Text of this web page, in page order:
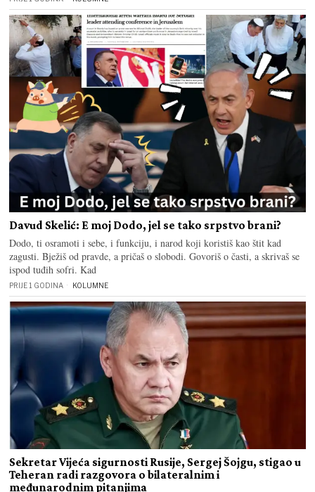
Davud Skelić: E moj Dodo, jel se tako srpstvo brani?
Dodo, ti osramoti i sebe, i funkciju, i narod koji koristiš kao štit kad
zagusti. Bježiš od pravde, a pričaš o slobodi. Govoriš o časti, a skrivaš se
ispod tuđih sofri. Kad
PRIJE 1 GODINA KOLUMNE
Sekretar Vijeća sigurnosti Rusije, Sergej Šojgu, stigao u
Teheran radi razgovora o bilateralnim i
međunarodnim pitanjima